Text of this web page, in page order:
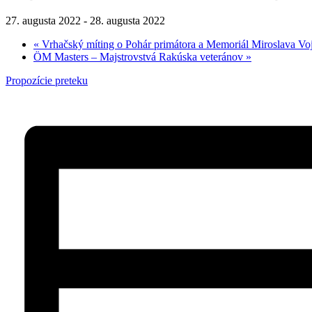
27. augusta 2022 - 28. augusta 2022
« Vrhačský míting o Pohár primátora a Memoriál Miroslava
ÖM Masters – Majstrovstvá Rakúska veteránov »
Propozície preteku